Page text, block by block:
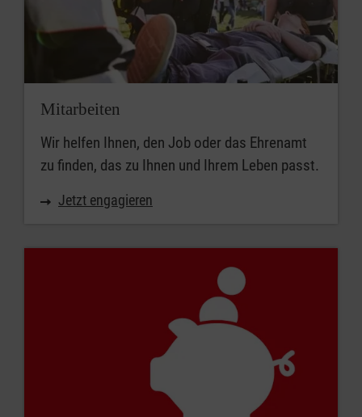
Mitarbeiten
Wir helfen Ihnen, den Job oder das Ehrenamt
zu finden, das zu Ihnen und Ihrem Leben passt.
Jetzt engagieren